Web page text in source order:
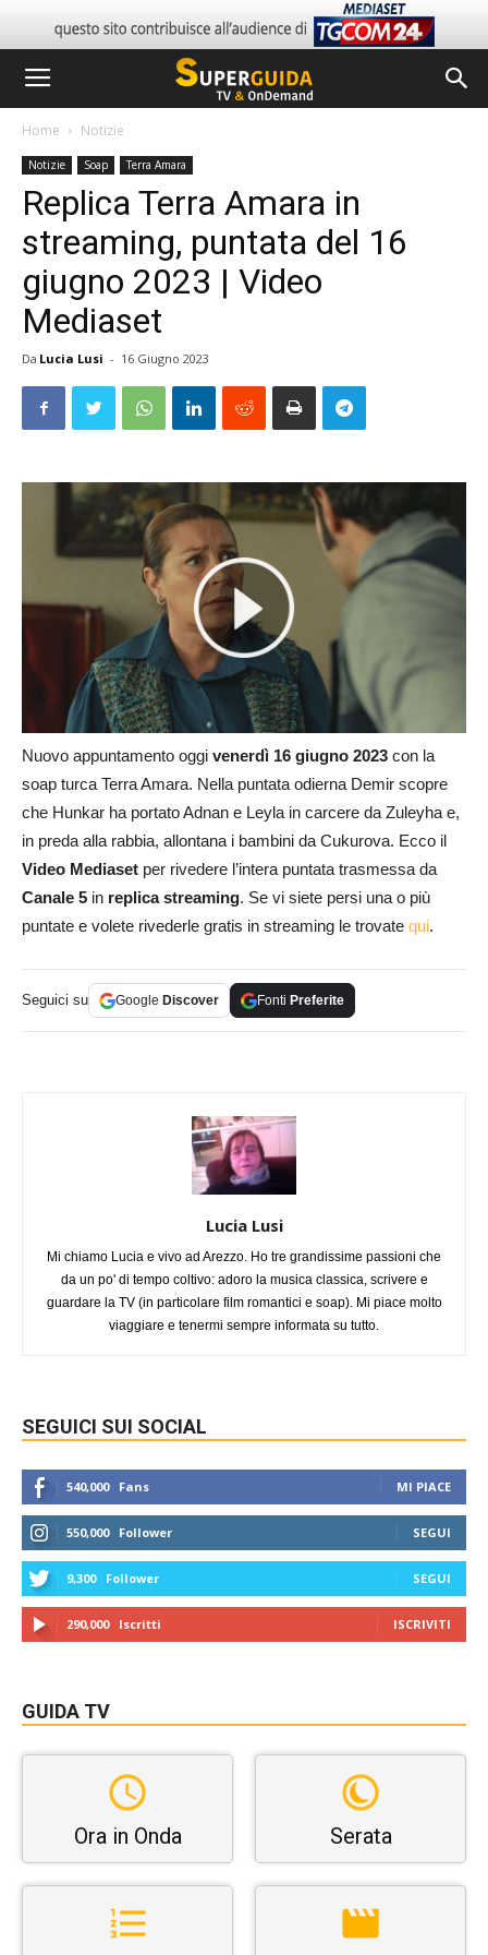
Home Notizie
Notizie Soap Terra Amara
Replica Terra Amara in
streaming, puntata del 16
giugno 2023 | Video
Mediaset
Da Lucia Lusi - 16 Giugno 2023
Nuovo appuntamento oggi venerdì 16 giugno 2023 con la
soap turca Terra Amara. Nella puntata odierna Demir scopre
che Hunkar ha portato Adnan e Leyla in carcere da Zuleyha e,
in preda alla rabbia, allontana i bambini da Cukurova. Ecco il
Video Mediaset per rivedere l’intera puntata trasmessa da
Canale 5 in replica streaming. Se vi siete persi una o più
puntate e volete rivederle gratis in streaming le trovate qui.
Seguici su Google Discover Fonti Preferite
Lucia Lusi
Mi chiamo Lucia e vivo ad Arezzo. Ho tre grandissime passioni che
da un po' di tempo coltivo: adoro la musica classica, scrivere e
guardare la TV (in particolare film romantici e soap). Mi piace molto
viaggiare e tenermi sempre informata su tutto.
SEGUICI SUI SOCIAL
540,000 Fans MI PIACE
550,000 Follower SEGUI
9,300 Follower SEGUI
290,000 Iscritti ISCRIVITI
GUIDA TV
Ora in Onda Serata